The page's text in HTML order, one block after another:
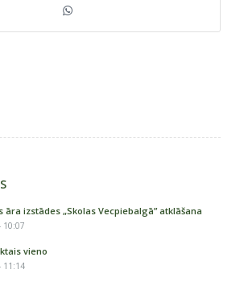
āra izstādes „Skolas Vecpiebalgā” atklāšana
10:07
vieno
11:14